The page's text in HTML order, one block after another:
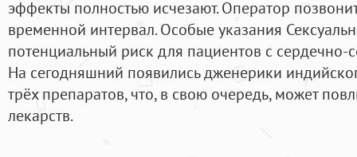
эффекты полностью исчезают. Оператор
временной интервал. Особые указания
потенциальный риск для пациентов с сердечно-
На сегодняшний появились дженерики
трёх препаратов, что, в свою очередь, может
лекарств.